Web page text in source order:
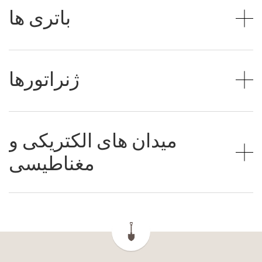
باتری ها
ژنراتورها
میدان های الکتریکی و
مغناطیسی